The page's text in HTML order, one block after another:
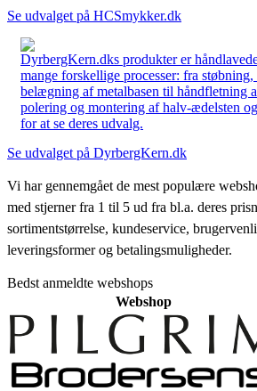
Se udvalget på HCSmykker.dk
DyrbergKern.dks produkter er
mange forskellige processer: fra
belægning af metalbasen til håndfletning
polering og montering af halv-ædelsten
for at se deres udvalg.
Se udvalget på DyrbergKern.dk
Vi har gennemgået de mest populære
med stjerner fra 1 til 5 ud fra bl.a. deres
sortimentstørrelse, kundeservice,
leveringsformer og betalingsmuligheder.
Bedst anmeldte webshops
Webshop